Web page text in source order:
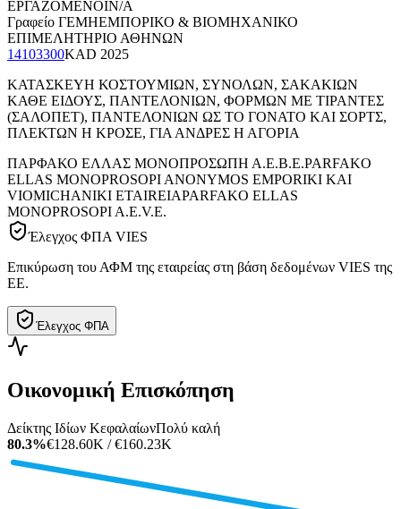
ΕΡΓΑΖΟΜΕΝΟΙN/A
Γραφείο ΓΕΜΗΕΜΠΟΡΙΚΟ & ΒΙΟΜΗΧΑΝΙΚΟ
ΕΠΙΜΕΛΗΤΗΡΙΟ ΑΘΗΝΩΝ
14103300KAD 2025
ΚΑΤΑΣΚΕΥΗ ΚΟΣΤΟΥΜΙΩΝ, ΣΥΝΟΛΩΝ, ΣΑΚΑΚΙΩΝ
ΚΑΘΕ ΕΙΔΟΥΣ, ΠΑΝΤΕΛΟΝΙΩΝ, ΦΟΡΜΩΝ ΜΕ ΤΙΡΑΝΤΕΣ
(ΣΑΛΟΠΕΤ), ΠΑΝΤΕΛΟΝΙΩΝ ΩΣ ΤΟ ΓΟΝΑΤΟ ΚΑΙ ΣΟΡΤΣ,
ΠΛΕΚΤΩΝ Η ΚΡΟΣΕ, ΓΙΑ ΑΝΔΡΕΣ Η ΑΓΟΡΙΑ
ΠΑΡΦΑΚΟ ΕΛΛΑΣ ΜΟΝΟΠΡΟΣΩΠΗ Α.Ε.Β.Ε.PARFAKO
ELLAS MONOPROSOPI ANONYMOS EMPORIKI KAI
VIOMICHANIKI ETAIREIAPARFAKO ELLAS
MONOPROSOPI A.E.V.E.
Έλεγχος ΦΠΑ VIES
Επικύρωση του ΑΦΜ της εταιρείας στη βάση δεδομένων VIES της
ΕΕ.
Έλεγχος ΦΠΑ
Οικονομική Επισκόπηση
Δείκτης Ιδίων ΚεφαλαίωνΠολύ καλή
80.3%€128.60K / €160.23K